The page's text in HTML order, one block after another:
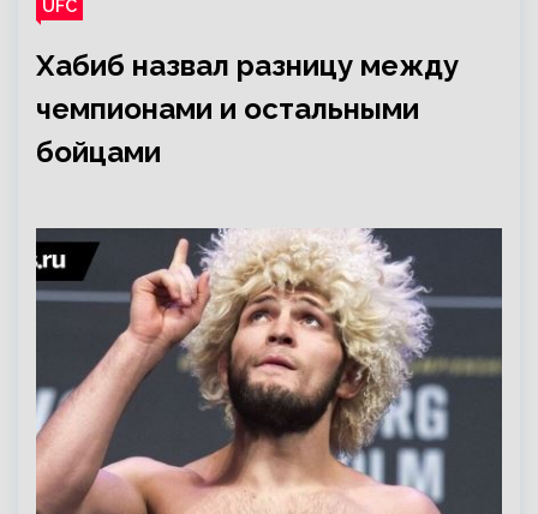
UFC
Хабиб назвал разницу между
чемпионами и остальными
бойцами